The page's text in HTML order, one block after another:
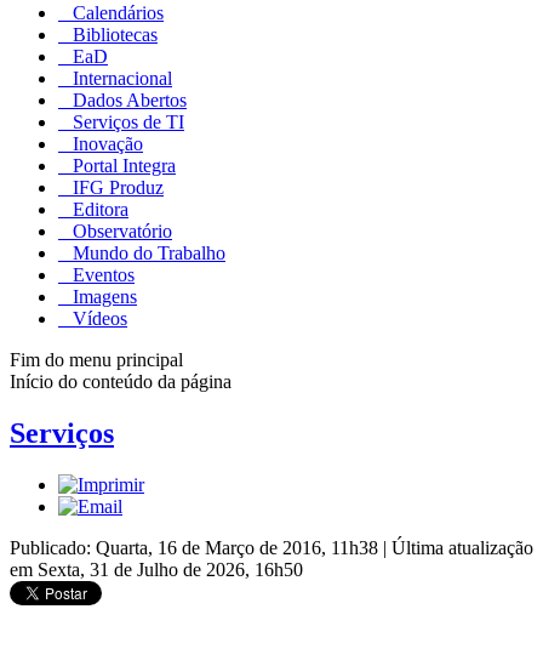
Calendários
Bibliotecas
EaD
Internacional
Dados Abertos
Serviços de TI
Inovação
Portal Integra
IFG Produz
Editora
Observatório
Mundo do Trabalho
Eventos
Imagens
Vídeos
Fim do menu principal
Início do conteúdo da página
Serviços
Publicado: Quarta, 16 de Março de 2016, 11h38 | Última atualização
em Sexta, 31 de Julho de 2026, 16h50